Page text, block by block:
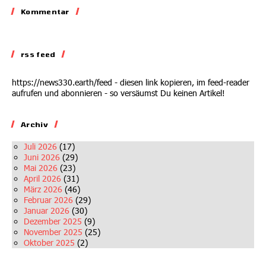
Kommentar
rss feed
https://news330.earth/feed - diesen link kopieren, im feed-reader
aufrufen und abonnieren - so versäumst Du keinen Artikel!
Archiv
Juli 2026 (17)
Juni 2026 (29)
Mai 2026 (23)
April 2026 (31)
März 2026 (46)
Februar 2026 (29)
Januar 2026 (30)
Dezember 2025 (9)
November 2025 (25)
Oktober 2025 (2)